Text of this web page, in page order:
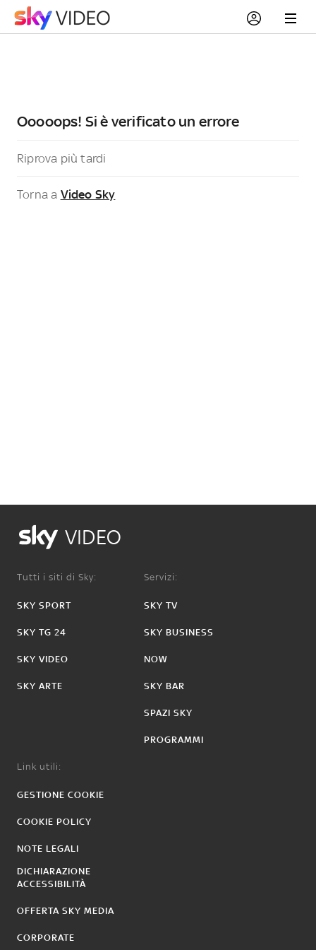
Ooooops! Si è verificato un errore
Riprova più tardi
Torna a Video Sky
VIDEO
Tutti i siti di Sky:
SKY SPORT
SKY TG 24
SKY VIDEO
SKY ARTE
Servizi:
SKY TV
SKY BUSINESS
NOW
SKY BAR
SPAZI SKY
PROGRAMMI
Link utili:
GESTIONE COOKIE
COOKIE POLICY
NOTE LEGALI
DICHIARAZIONE
ACCESSIBILITÀ
OFFERTA SKY MEDIA
CORPORATE